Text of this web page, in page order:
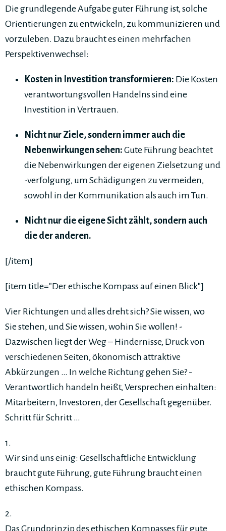
Die grundlegende Aufgabe guter Führung ist, solche
Orientierungen zu entwickeln, zu kommunizieren und
vorzuleben. Dazu braucht es einen mehrfachen
Perspektivenwechsel:
Kosten in Investition transformieren: Die Kosten
verantwortungsvollen Handelns sind eine
Investition in Vertrauen.
Nicht nur Ziele, sondern immer auch die
Nebenwirkungen sehen: Gute Führung beachtet
die Nebenwirkungen der eigenen Zielsetzung und
-verfolgung, um Schädigungen zu vermeiden,
sowohl in der Kommunikation als auch im Tun.
Nicht nur die eigene Sicht zählt, sondern auch
die der anderen.
[/item]
[item title="Der ethische Kompass auf einen Blick"]
Vier Richtungen und alles dreht sich? Sie wissen, wo
Sie stehen, und Sie wissen, wohin Sie wollen! ­
Dazwischen liegt der Weg – Hindernisse, Druck von
verschiedenen Seiten, ökonomisch ­attraktive ­
Ab­kürzungen … In welche Richtung gehen Sie? ­
Verantwortlich handeln heißt, Versprechen einhalten:
Mitarbeitern, Investoren, der Gesellschaft ­gegenüber.
Schritt für Schritt …
1.
Wir sind uns einig: Gesellschaftliche Entwicklung
braucht gute Führung, gute Führung braucht einen
ethischen Kompass.
2.
Das Grundprinzip des ethischen Kompasses für gute